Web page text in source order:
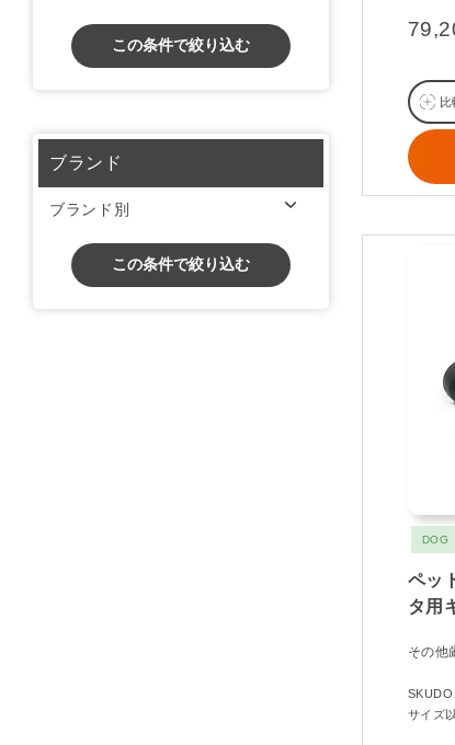
比
DOG
ペッ
タ用
その他
サイズ
この条件で絞り込む
ブランド
ブランド別
この条件で絞り込む